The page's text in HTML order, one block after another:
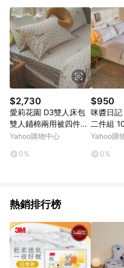
依LINE購物網站訂單成立通知
品最高回饋點數」機制 (部分時
訂單中同一商品不論件數計算
饋機制為準。
$2,730
愛莉花園 D3雙人床包
雙人鋪棉兩用被四件組
100%精梳棉 台灣製
Yahoo購物中心
0%
$950
咪醬日記
二件組
灣製
Yahoo購
0%
熱銷排行榜